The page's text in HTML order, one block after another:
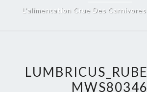
L'alimentation Crue Des
MWS80346